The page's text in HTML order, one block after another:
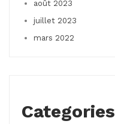
août 2023
juillet 2023
mars 2022
Categories